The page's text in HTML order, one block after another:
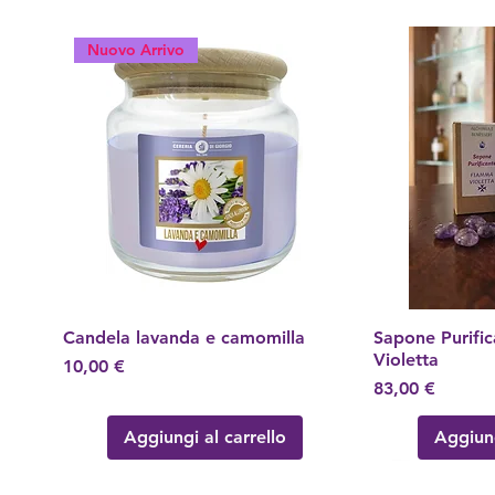
Vista rapida
Nuovo Arrivo
Candela lavanda e camomilla
Prezzo
10,00 €
Aggiungi al carrello
Sapone
Violetta
Prezzo
83,00 €